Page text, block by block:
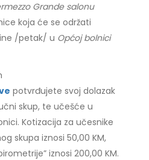
Grande salonu
koja će se održati
/petak/ u Općoj bolnici
potvrđujete svoj dolazak
skup, te učešće u
Kotizacija za učesnike
skupa iznosi 50,00 KM,
iznosi 200,00 KM.